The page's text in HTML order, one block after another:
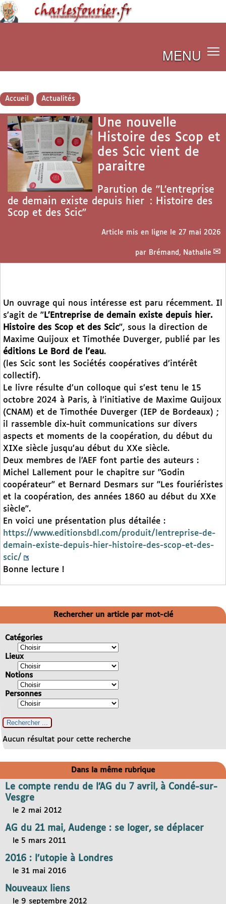
MENU
Accueil Actualités
Une nouvelle
Histoire des Scop et
des Scic vient de
paraitre
Parution de "L’entreprise
de demain existe depuis hier : Histoire des
Scop et des Scic"
Article mis en ligne le 27 mai 2026
par Brémand, Nathalie
Un ouvrage qui nous intéresse est paru récemment. Il
s’agit de " L’Entreprise de demain existe depuis hier.
Histoire des Scop et des Scic", sous la direction de
Maxime Quijoux et Timothée Duverger, publié par les
éditions Le Bord de l’eau.
(les Scic sont les Sociétés coopératives d’intérêt
collectif).
Le livre résulte d’un colloque qui s’est tenu le 15
octobre 2024 à Paris, à l’initiative de Maxime Quijoux
(CNAM) et de Timothée Duverger (IEP de Bordeaux) ;
il rassemble dix-huit communications sur divers
aspects et moments de la coopération, du début du
XIXe siècle jusqu’au début du XXe siècle.
Deux membres de l’AEF font partie des auteurs :
Michel Lallement pour le chapitre sur "Godin
coopérateur" et Bernard Desmars sur "Les fouriéristes
et la coopération, des années 1860 au début du XXe
siècle".
En voici une présentation plus détailée :
https://www.editionsbdl.com/produit/lentreprise-de-
demain-existe-depuis-hier-histoire-des-scop-et-des-
scic/
Bonne lecture !
Rechercher un article par mot-clé
Catégories
Lieux
Notions
Personnes
Aucun résultat pour cette recherche
Dans la même rubrique
Le compte rendu de l’AG du 7 avril, à Condé-sur-
Vesgre
le 2 mai 2012
AG du 21 mai, Audenge : se loger, se déplacer
le 5 mars 2011
2016 : l’utopie à Londres
le 31 mai 2016
Nouveaux liens
le 9 septembre 2012